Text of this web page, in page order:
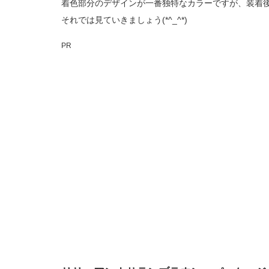
着色部分のデザインが一番独特なカラーですが、装着
それでは見ていきましょう(*^_^*)
PR